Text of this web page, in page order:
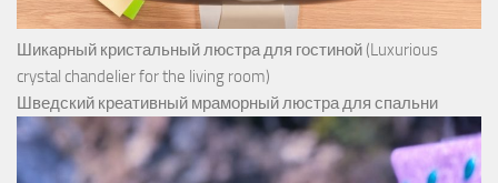
Шикарный кристальный люстра для гостиной (Luxurious
crystal chandelier for the living room)
Шведский креативный мраморный люстра для спальни